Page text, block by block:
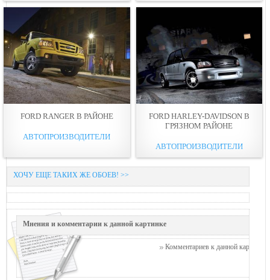
FORD RANGER В РАЙОНЕ
АВТОПРОИЗВОДИТЕЛИ
FORD HARLEY-DAVIDSON В
ГРЯЗНОМ РАЙОНЕ
АВТОПРОИЗВОДИТЕЛИ
ХОЧУ ЕЩЕ ТАКИХ ЖЕ ОБОЕВ! >>
Мнения и комментарии к данной картинке
Комментариев к данной картинке